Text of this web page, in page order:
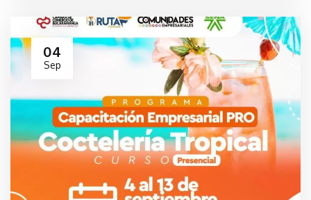
04
Sep